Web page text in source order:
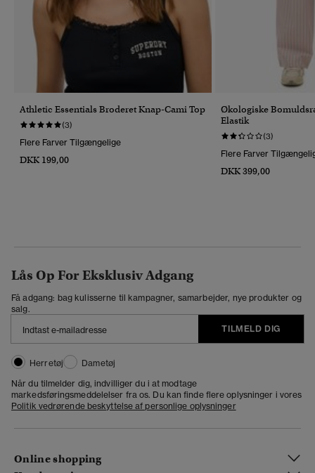
Athletic Essentials Broderet Knap-Cami Top
(3)
Flere Farver Tilgængelige
DKK 199,00
Økologiske
Elastik
(3)
Flere Farver
DKK 399,00
Lås Op For Eksklusiv Adgang
Få adgang: bag kulisserne til kampagner, samarbejder, nye produkter og
salg.
TILMELD DIG
Herretøj
Dametøj
Når du tilmelder dig, indvilliger du i at modtage
markedsføringsmeddelelser fra os. Du kan finde flere oplysninger i vores
Politik vedrørende beskyttelse af personlige oplysninger
Online shopping